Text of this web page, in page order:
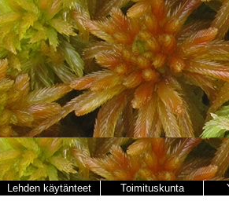
Lehden käytänteet Toimituskunta